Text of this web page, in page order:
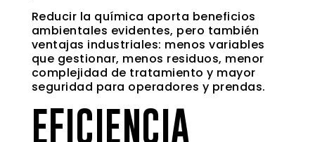
Reducir la química aporta beneficios
ambientales evidentes, pero también
ventajas industriales: menos variables
que gestionar, menos residuos, menor
complejidad de tratamiento y mayor
seguridad para operadores y prendas.
EFICIENCIA